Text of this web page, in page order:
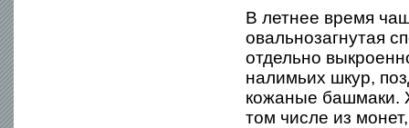
В летнее время
овальнозагнутая
отдельно
налимьих шкур,
кожаные башмаки.
том числе из